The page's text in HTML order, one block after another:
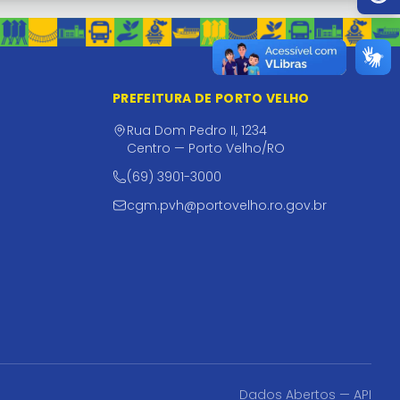
PREFEITURA DE PORTO VELHO
Rua Dom Pedro II, 1234
Centro — Porto Velho/RO
(69) 3901-3000
cgm.pvh@portovelho.ro.gov.br
Dados Abertos — API